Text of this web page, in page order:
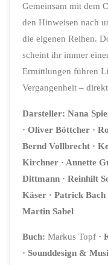
Gemeinsam mit dem
den Hinweisen nach
die eigenen Reihen.
scheint ihr immer
Ermittlungen führen
Vergangenheit –
Darsteller:Nana
· Oliver Böttcher ·
Bernd Vollbrecht ·
Kirchner · Annette
Dittmann · Reinhilt
Käser · Patrick Bach
Martin Sabel
Buch:Markus Topf ·
·Sounddesign &